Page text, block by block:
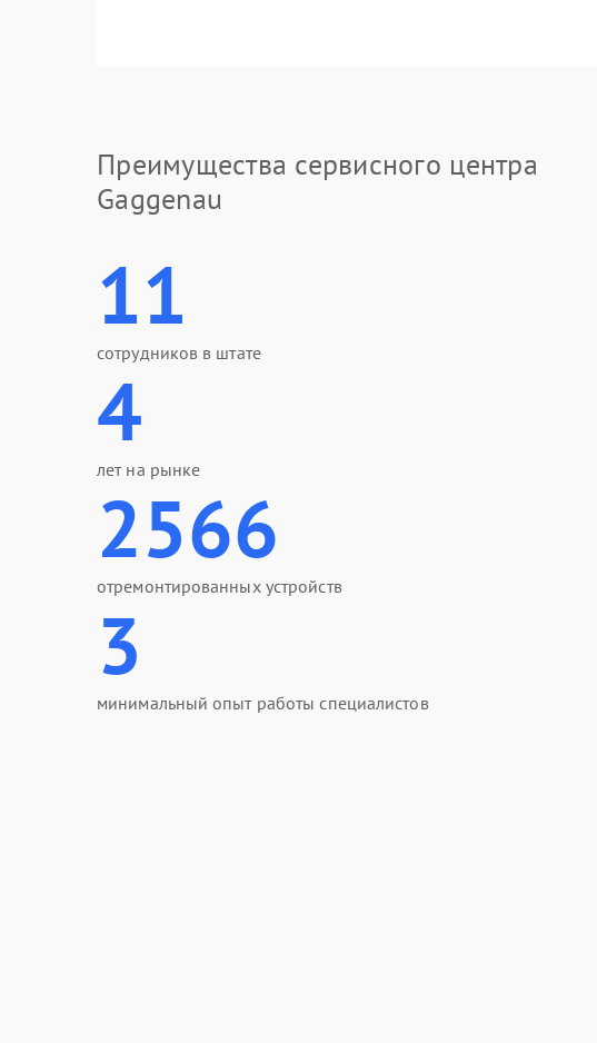
Преимущества сервисного центра
Gaggenau
11
сотрудников в штате
4
лет на рынке
2566
отремонтированных устройств
3
минимальный опыт работы специалистов